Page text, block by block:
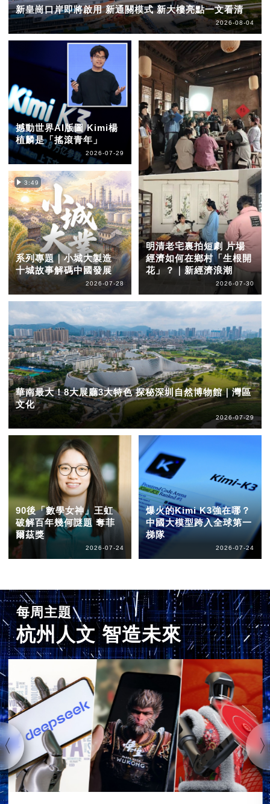
新皇崗口岸即將啟用 新通關模式 新大樓亮點一文看清
2026-08-04
撼動世界AI版圖 Kimi楊
植麟是「搖滾青年」
2026-07-29
3:49
系列專題｜小城大製造
十城故事解碼中國發展
2026-07-28
明清老宅裏拍短劇 片場
經濟如何在鄉村「生根開
花」？｜新經濟浪潮
2026-07-30
華南最大！8大展廳3大特色 探秘深圳自然博物館｜灣區
文化
2026-07-29
90後「數學女神」王虹
破解百年幾何謎題 奪菲
爾茲獎
2026-07-24
爆火的Kimi K3強在哪？
中國大模型跨入全球第一
梯隊
2026-07-24
每周主題
杭州人文 智造未來